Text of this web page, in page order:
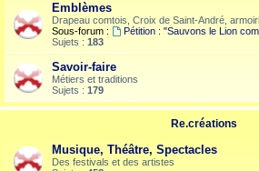
Emblèmes
Drapeau comtois, Croix de Saint-André,
Sous-forum :
Pétition : "Sauvons le Lion
Sujets : 183
Savoir-faire
Métiers et traditions
Sujets : 179
Re.créations
Musique, Théâtre, Spectacles
Des festivals et des artistes